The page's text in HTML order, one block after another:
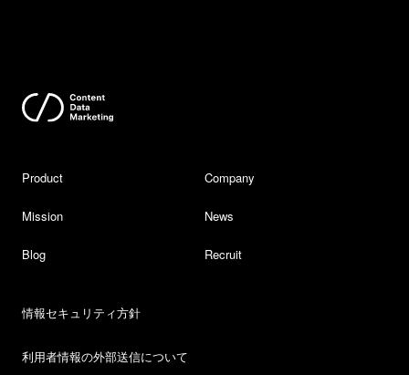
Product Company
Mission News
Blog Recruit
情報セキュリティ方針
利用者情報の外部送信について